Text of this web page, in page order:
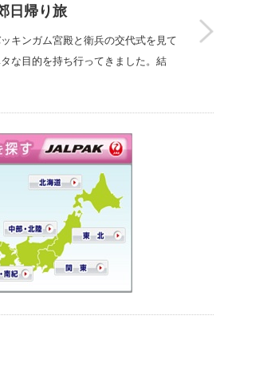
日帰り旅
キンガム宮殿と衛兵の交代式を見て
な目的を持ち行ってきました。結